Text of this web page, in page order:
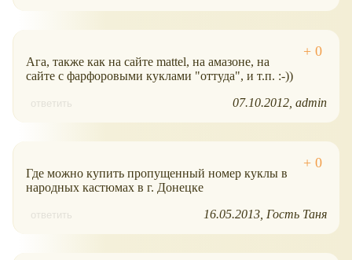
Ага, также как на сайте mattel, на амазоне, на
сайте с фарфоровыми куклами "оттуда", и т.п. :-))
ответить 07.10.2012 admin
Где можно купить пропущенный номер куклы в
народных кастюмах в г. Донецке
ответить 16.05.2013 Гость Таня